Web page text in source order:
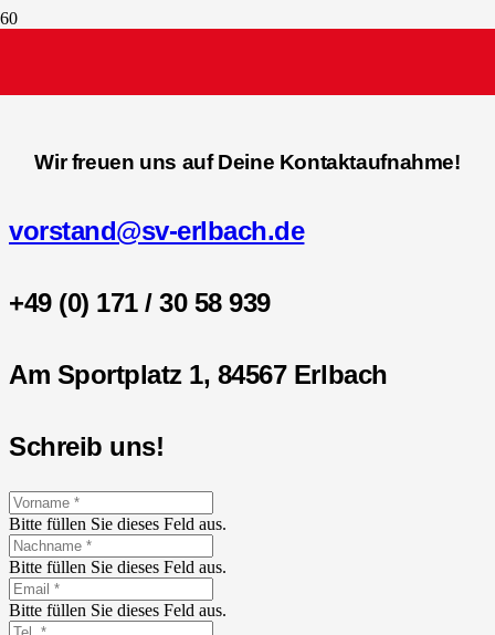
Wir freuen uns auf Deine Kontaktaufnahme!
vorstand@sv-erlbach.de
+49 (0) 171 / 30 58 939
Am Sportplatz 1, 84567 Erlbach
Schreib uns!
Bitte füllen Sie dieses Feld aus.
Bitte füllen Sie dieses Feld aus.
Bitte füllen Sie dieses Feld aus.